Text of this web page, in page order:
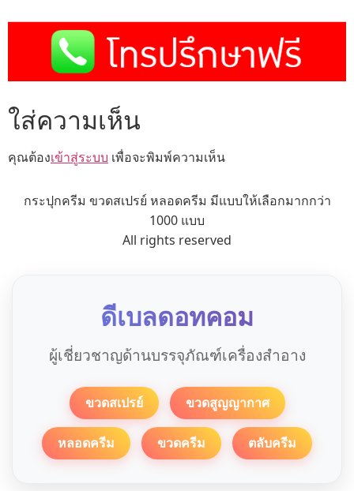
ใส่ความเห็น
คุณต้องเข้าสู่ระบบ เพื่อจะพิมพ์ความเห็น
กระปุกครีม ขวดสเปรย์ หลอดครีม มีแบบให้เลือกมากกว่า
1000 แบบ
All rights reserved
ดีเบลดอทคอม
ผู้เชี่ยวชาญด้านบรรจุภัณฑ์เครื่องสำอาง
ขวดสเปรย์ ขวดสูญญากาศ
หลอดครีม ขวดครีม ตลับครีม